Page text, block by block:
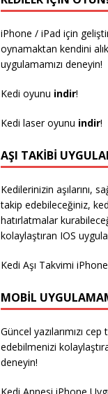
iPhone / iPad için
oynamaktan kendini
uygulamamızı deneyin!
Kedi oyunu indir!
Kedi laser oyunu indir!
AŞI TAKIBI
Kedilerinizin aşılarını,
takip edebileceğiniz,
hatırlatmalar
kolaylaştıran IOS
Kedi Aşı Takvimi
MOBIL
Güncel yazılarımızı
edebilmenizi
deneyin!
Kedi Annesi iPhone